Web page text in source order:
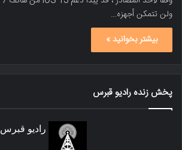
ولن تتمکن أجهزه…
بیشتر بخوانید »
پخش زنده رادیو قبرس
رادیو قبرس